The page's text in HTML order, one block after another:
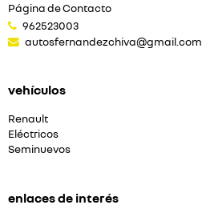
Página de Contacto
962523003
autosfernandezchiva@gmail.com
vehículos
Renault
Eléctricos
Seminuevos
enlaces de interés